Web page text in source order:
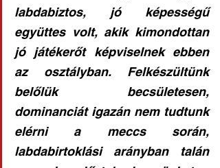
labdabiztos, jó képességű
együttes volt, akik kimondottan
jó játékerőt képviselnek ebben
az osztályban. Felkészültünk
belőlük becsületesen,
dominanciát igazán nem tudtunk
elérni a meccs során,
labdabirtoklási arányban talán